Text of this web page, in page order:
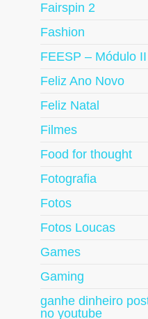
Fairspin 2
Fashion
FEESP – Módulo II
Feliz Ano Novo
Feliz Natal
Filmes
Food for thought
Fotografia
Fotos
Fotos Loucas
Games
Gaming
ganhe dinheiro
no youtube